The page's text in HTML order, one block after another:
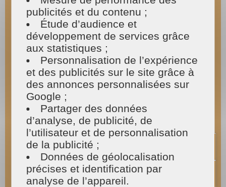
- et s'occupent aussi dutraitement de vos
déchets verts.
Nos jardiniers prennent soin des créations sur
votre terrain.
publicités et du contenu ;
Étude d’audience et
développement de services grâce
aux statistiques ;
Personnalisation de l’expérience
et des publicités sur le site grâce à
des annonces personnalisées sur
Google ;
Partager des données
d’analyse, de publicité, de
l’utilisateur et de personnalisation
de la publicité ;
Données de géolocalisation
précises et identification par
analyse de l’appareil.